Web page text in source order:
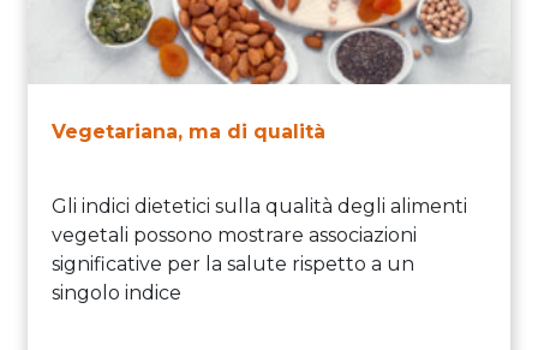
Vegetariana, ma di qualità
Gli indici dietetici sulla qualità degli alimenti
vegetali possono mostrare associazioni
significative per la salute rispetto a un
singolo indice